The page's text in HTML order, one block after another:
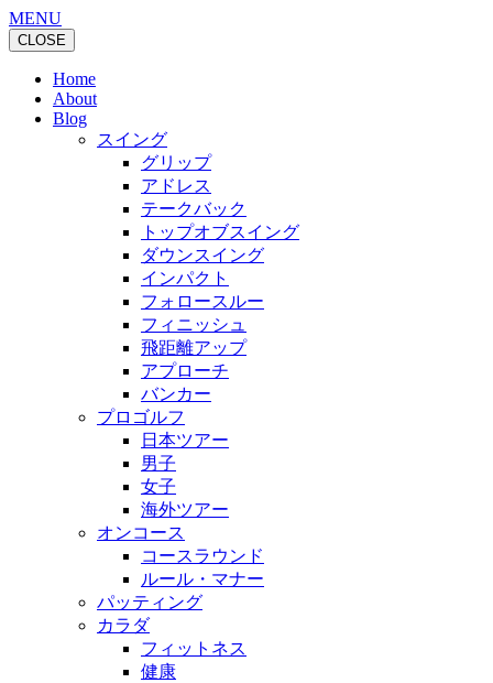
MENU
CLOSE
Home
About
Blog
スイング
グリップ
アドレス
テークバック
トップオブスイング
ダウンスイング
インパクト
フォロースルー
フィニッシュ
飛距離アップ
アプローチ
バンカー
プロゴルフ
日本ツアー
男子
女子
海外ツアー
オンコース
コースラウンド
ルール・マナー
パッティング
カラダ
フィットネス
健康